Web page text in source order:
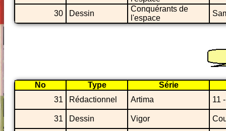
30 Dessin
Conquérants de
l'espace
No Type
Série
31
Rédactionnel Artima 11
31 Dessin Vigor